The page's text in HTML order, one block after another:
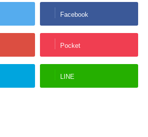
Facebook
Pocket
LINE